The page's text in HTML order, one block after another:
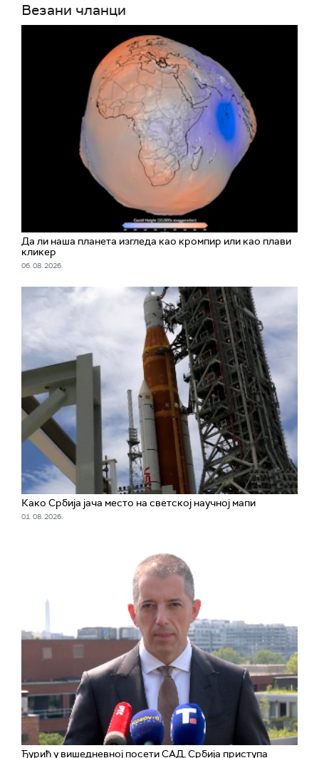
Везани чланци
Да ли наша планета изгледа као кромпир или као плави
кликер
06. 08. 2026.
Како Србија јача место на светској научној мапи
01. 08. 2026.
Ђурић у вишедневној посети САД, Србија приступа